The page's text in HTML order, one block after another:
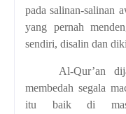
pada salinan-salinan
yang pernah
sendiri, disalin dan
Al-Qur’an
membedah segala
itu baik di